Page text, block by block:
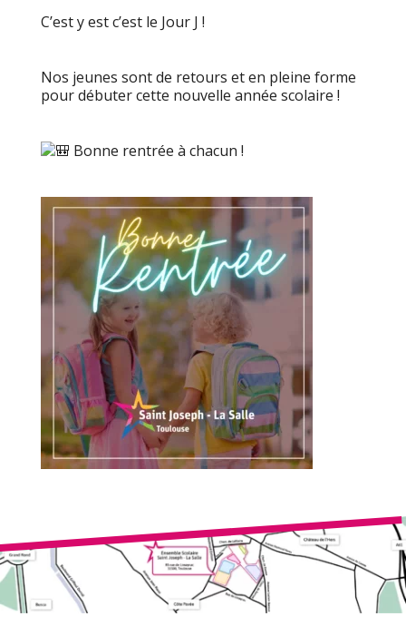
C’est y est c’est le Jour J !
Nos jeunes sont de retours et en pleine forme
pour débuter cette nouvelle année scolaire !
Bonne rentrée à chacun !